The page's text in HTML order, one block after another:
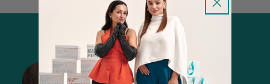
@sisters_stelmakh в Instagram